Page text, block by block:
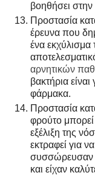
βοηθήσει
Προστασία
έρευνα που
ένα εκχύλισμα
αρνητικών
βακτήρια
φάρμακα.
Προστασία
φρούτο μπορεί
εξέλιξη της
εκτραφεί για
συσσώρευσαν
και είχαν